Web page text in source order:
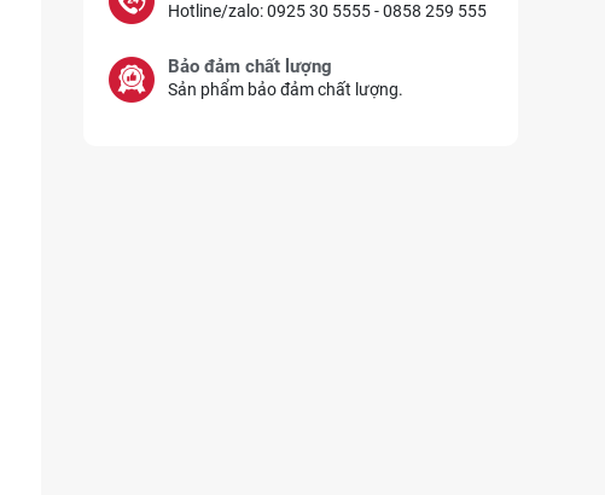
Hotline/zalo: 0925 30 5555 - 0858 259 555
Bảo đảm chất lượng
Sản phẩm bảo đảm chất lượng.